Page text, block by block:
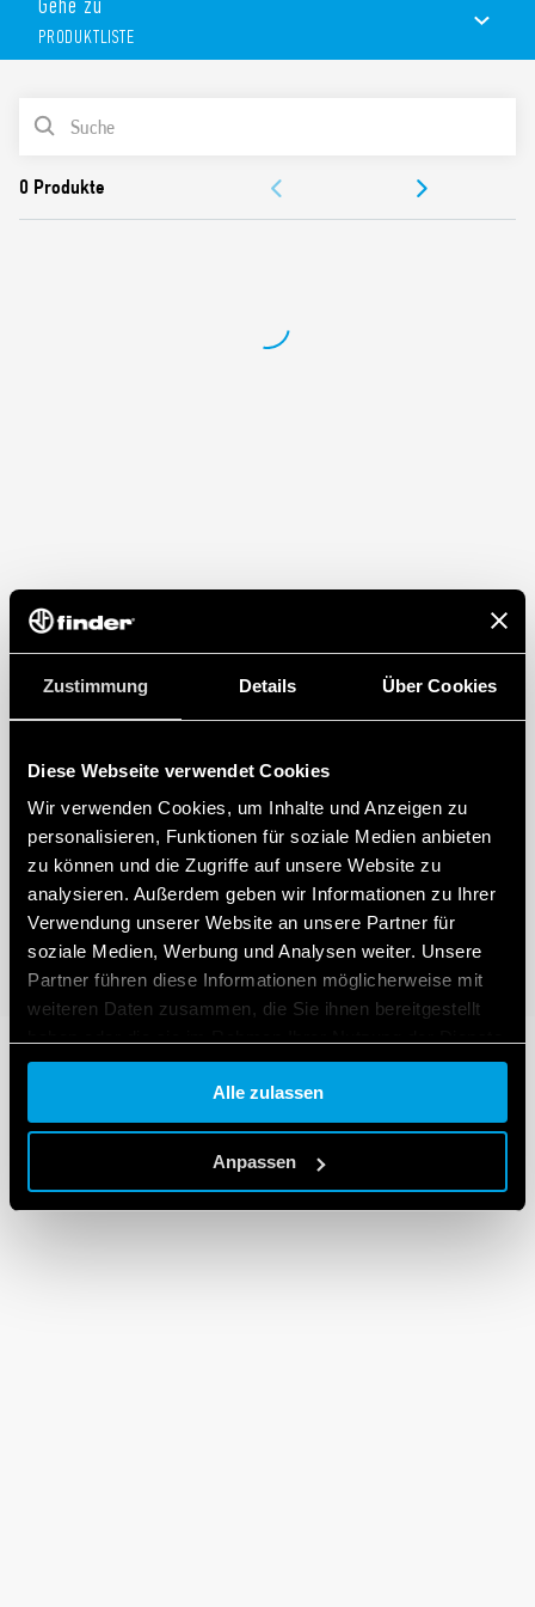
Zustimmung Details Über Cookies
Diese Webseite verwendet Cookies
Wir verwenden Cookies, um Inhalte und Anzeigen zu
personalisieren, Funktionen für soziale Medien anbieten
zu können und die Zugriffe auf unsere Website zu
analysieren. Außerdem geben wir Informationen zu Ihrer
Verwendung unserer Website an unsere Partner für
soziale Medien, Werbung und Analysen weiter. Unsere
Partner führen diese Informationen möglicherweise mit
weiteren Daten zusammen, die Sie ihnen bereitgestellt
gesammelt haben.
Cookie policy.
Alle zulassen
Anpassen
Breite 6,2 mm.
Ausführung für Bahnanwendungen verfügbar (Tip 39.31T).
Spulen von 6 bis 125 V AC/DC, 125 und 220 V DC, 230 V AC
Spezielle Fehlerstromunterdrückungsschaltung, 125 V
AC/DC und 230 V AC
Schraubklemmen und Push-In Klemmen
PRODUKTLISTE
PRODUKTLISTE
ZULASSUNGEN